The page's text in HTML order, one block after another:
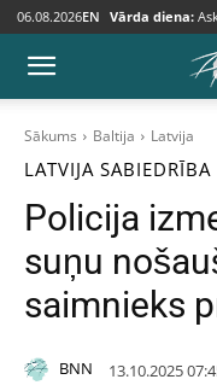
06.08.2026EN Vārda diena:
Sākums Baltija Latvija
LATVIJA SABIEDRĪBA
Policija
suņu
saimnieks
BNN 13.10.2025